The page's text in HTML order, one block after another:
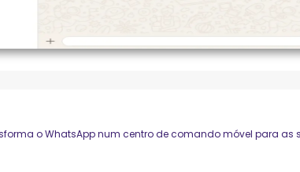
o WhatsApp num centro de comando móvel para